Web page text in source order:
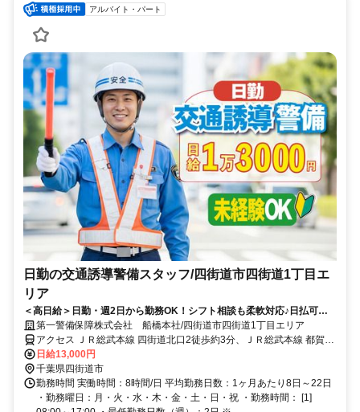
アルバイト・パート
日勤の交通誘導警備スタッフ/四街道市四街道1丁目エ
リア
＜高日給＞日勤・週2日から勤務OK！シフト相談も柔軟対応♪日払可◎
未経験歓迎★
第一警備保障株式会社 船橋本社/四街道市四街道1丁目エリア
アクセス ＪＲ総武本線 四街道北口2徒歩約3分、ＪＲ総武本線 都賀西
口徒歩約43分、ＪＲ総武本線 都賀西口徒歩約43分 直行直帰OK＊交
通費全額支給＊
日給13,000円
千葉県四街道市
勤務時間 実働時間：8時間/日 平均勤務日数：1ヶ月あたり8日～22日
・勤務曜日：月・火・水・木・金・土・日・祝 ・勤務時間： [1]